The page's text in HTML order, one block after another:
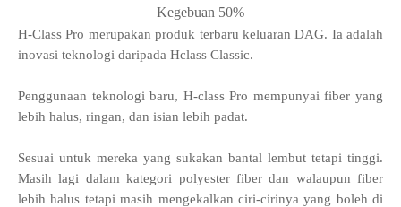
Kegebuan 50%
H-Class Pro merupakan produk terbaru keluaran DAG. Ia adalah
inovasi teknologi daripada Hclass Classic.
Penggunaan teknologi baru, H-class Pro mempunyai fiber yang
lebih halus, ringan, dan isian lebih padat.
Sesuai untuk mereka yang sukakan bantal lembut tetapi tinggi.
Masih lagi dalam kategori polyester fiber dan walaupun fiber
lebih halus tetapi masih mengekalkan ciri-cirinya yang boleh di